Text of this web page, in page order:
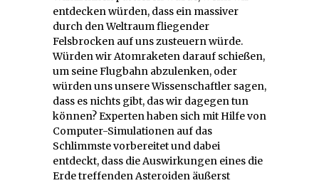
entdecken würden, dass ein massiver
durch den Weltraum fliegender
Felsbrocken auf uns zusteuern würde.
Würden wir Atomraketen darauf schießen,
um seine Flugbahn abzulenken, oder
würden uns unsere Wissenschaftler sagen,
dass es nichts gibt, das wir dagegen tun
können? Experten haben sich mit Hilfe von
Computer-Simulationen auf das
Schlimmste vorbereitet und dabei
entdeckt, dass die Auswirkungen eines die
Erde treffenden Asteroiden äußerst